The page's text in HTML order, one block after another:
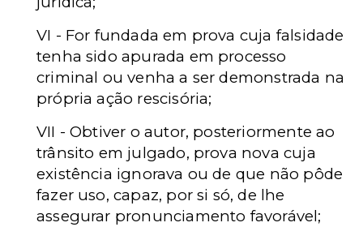
VI - For fundada em prova cuja falsidade
tenha sido apurada em processo
criminal ou venha a ser demonstrada na
própria ação rescisória;
VII - Obtiver o autor, posteriormente ao
trânsito em julgado, prova nova cuja
existência ignorava ou de que não pôde
fazer uso, capaz, por si só, de lhe
assegurar pronunciamento favorável;